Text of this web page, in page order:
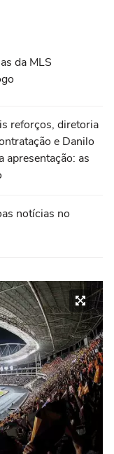
da MLS
reforços, diretoria
e Danilo
apresentação: as
notícias no